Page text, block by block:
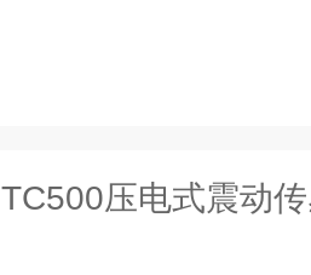
TC500压电式震动